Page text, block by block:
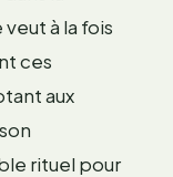
à la fois
ces
aux
rituel pour